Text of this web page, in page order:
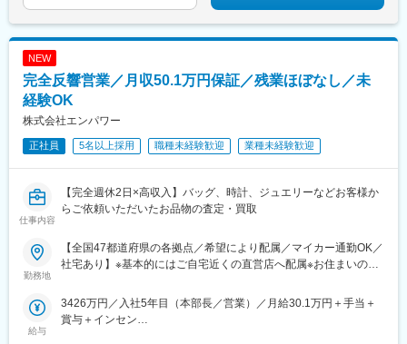
NEW
完全反響営業／月収50.1万円保証／残業ほぼなし／未
経験OK
株式会社エンパワー
正社員 5名以上採用 職種未経験歓迎 業種未経験歓迎
仕事内容
【完全週休2日×高収入】バッグ、時計、ジュエリーなどお客様か
らご依頼いただいたお品物の査定・買取
勤務地
【全国47都道府県の各拠点／希望により配属／マイカー通勤OK／
社宅あり】※基本的にはご自宅近くの直営店へ配属※お住まいのエ
経験を積んでいただく可能性あり★U・Iターン歓迎 ★マイカー
通勤OK（規定あり。詳細はお問い合わせください）＜勤務エリア
一覧＞◆北海道・東北北海道・青森県・岩手県・秋田県・宮城
給与
3426万円／入社5年目（本部長／営業）／月給30.1万円＋手当＋
賞与＋インセン